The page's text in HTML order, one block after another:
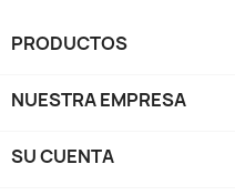
PRODUCTOS
NUESTRA EMPRESA
SU CUENTA